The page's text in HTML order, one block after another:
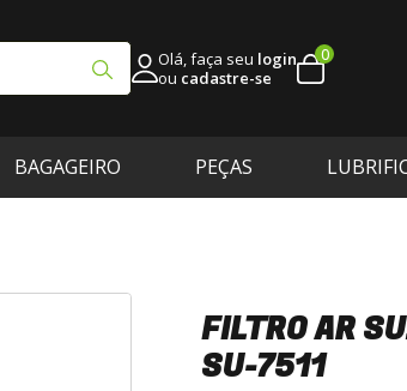
Olá, faça seu login
ou cadastre-se
0
BAGAGEIRO PEÇAS
FILTRO AR
SU-7511